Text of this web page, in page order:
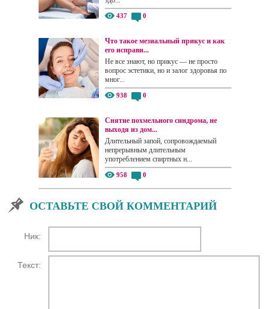
437 0
Что такое мезиальный прикус и как
его исправи...
Не все знают, но прикус — не просто
вопрос эстетики, но и залог здоровья по
мног...
938 0
Снятие похмельного синдрома, не
выходя из дом...
Длительный запой, сопровождаемый
непрерывным длительным
употреблением спиртных н...
958 0
ОСТАВЬТЕ СВОЙ КОММЕНТАРИЙ
Ник:
Текст: